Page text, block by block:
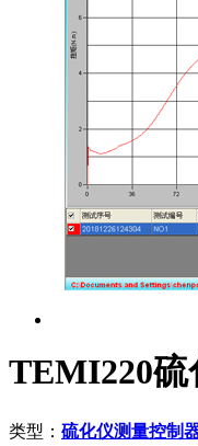
TEMI220
类型： 硫化仪测量控制